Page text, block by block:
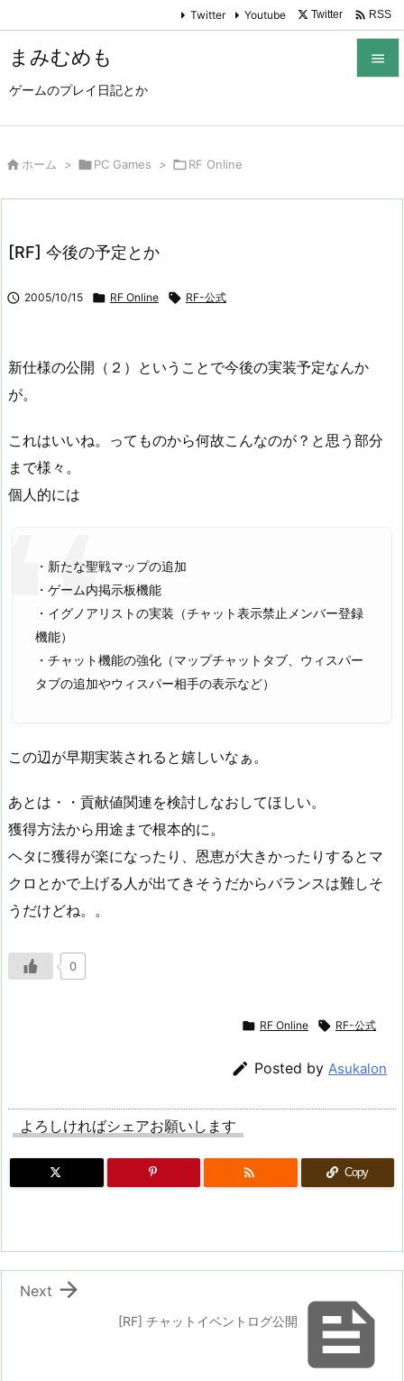
まみむめも
ゲームのプレイ日記とか

Twitter Youtube Twitter  RSS
 ホーム > PC Games > RF Online
[RF] 今後の予定とか
 2005/10/15  RF Online  RF-公式
新仕様の公開（２）ということで今後の実装予定なんか
が。
これはいいね。ってものから何故こんなのが？と思う部分
まで様々。
個人的には
・新たな聖戦マップの追加
・ゲーム内掲示板機能
・イグノアリストの実装（チャット表示禁止メンバー登録
機能）
・チャット機能の強化（マップチャットタブ、ウィスパー
タブの追加やウィスパー相手の表示など）
この辺が早期実装されると嬉しいなぁ。
あとは・・貢献値関連を検討しなおしてほしい。
獲得方法から用途まで根本的に。
ヘタに獲得が楽になったり、恩恵が大きかったりするとマ
クロとかで上げる人が出てきそうだからバランスは難しそ
うだけどね。。
0
 RF Online  RF-公式
 Posted by Asukalon
よろしければシェアお願いします
 Copy

[RF] チャットイベントログ公開

Next